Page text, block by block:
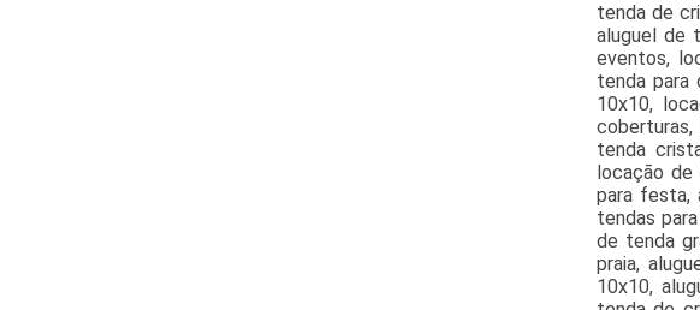
tenda de
aluguel de
eventos,
tenda para
10x10,
coberturas,
tenda
locação
para festa,
tendas
de tenda
praia,
10x10,